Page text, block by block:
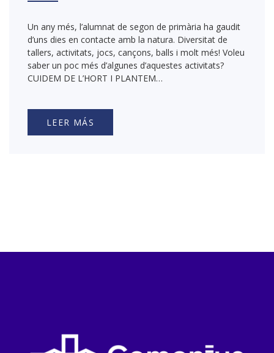
Un any més, l’alumnat de segon de primària ha gaudit
d’uns dies en contacte amb la natura. Diversitat de
tallers, activitats, jocs, cançons, balls i molt més! Voleu
saber un poc més d’algunes d’aquestes activitats?
CUIDEM DE L’HORT I PLANTEM…
LEER MÁS